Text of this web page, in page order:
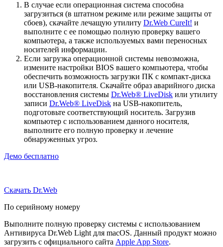
В случае если операционная система способна
загрузиться (в штатном режиме или режиме защиты от
сбоев), скачайте лечащую утилиту Dr.Web CureIt! и
выполните с ее помощью полную проверку вашего
компьютера, а также используемых вами переносных
носителей информации.
Если загрузка операционной системы невозможна,
измените настройки BIOS вашего компьютера, чтобы
обеспечить возможность загрузки ПК с компакт-диска
или USB-накопителя. Скачайте образ аварийного диска
восстановления системы Dr.Web® LiveDisk или утилиту
записи Dr.Web® LiveDisk на USB-накопитель,
подготовьте соответствующий носитель. Загрузив
компьютер с использованием данного носителя,
выполните его полную проверку и лечение
обнаруженных угроз.
Демо бесплатно
Скачать Dr.Web
По серийному номеру
Выполните полную проверку системы с использованием
Антивируса Dr.Web Light для macOS. Данный продукт можно
загрузить с официального сайта Apple App Store.